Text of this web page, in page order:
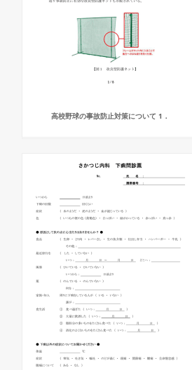
高校野球の事故防止対策について 1．